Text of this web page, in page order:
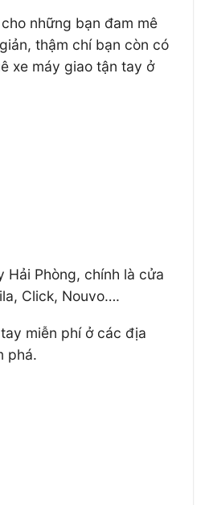
những bạn đam mê
thậm chí bạn còn có
xe máy giao tận tay ở
Hải Phòng, chính là cửa
Click, Nouvo….
miễn phí ở các địa
phá.